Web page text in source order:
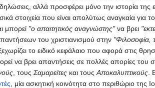
αλλά προσφέρει μόνο την ιστορία της
στοιχεία που είναι απολύτως αναγκαία για
μπορεί "ο απαιτητικός αναγνώστης"να βρει
του χριστιανισμού στην "Φιλοσοφία,
το ειδικό κεφάλαιο που αφορά στις
να βρει απαντήσεις σε πολλές απορίες του
, τουςΣαμαρείτες και τουςΑποκαλυπτικούς
, μία ασκητική κοινότητα στο περιθώριο της